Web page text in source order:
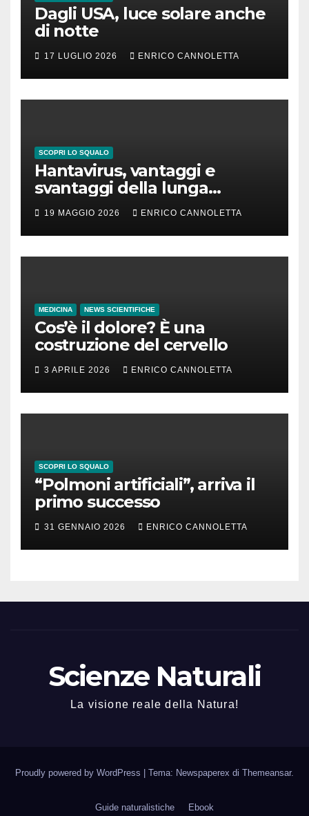
Dagli USA, luce solare anche
di notte
17 LUGLIO 2026 ENRICO CANNOLETTA
SCOPRI LO SQUALO
Hantavirus, vantaggi e
svantaggi della lunga
incubazione
19 MAGGIO 2026 ENRICO CANNOLETTA
MEDICINA NEWS SCIENTIFICHE
Cos’è il dolore? È una
costruzione del cervello
3 APRILE 2026 ENRICO CANNOLETTA
SCOPRI LO SQUALO
“Polmoni artificiali”, arriva il
primo successo
31 GENNAIO 2026 ENRICO CANNOLETTA
Scienze Naturali
La visione reale della Natura!
Proudly powered by WordPress | Tema: Newspaperex di Themeansar.
Guide naturalistiche Ebook